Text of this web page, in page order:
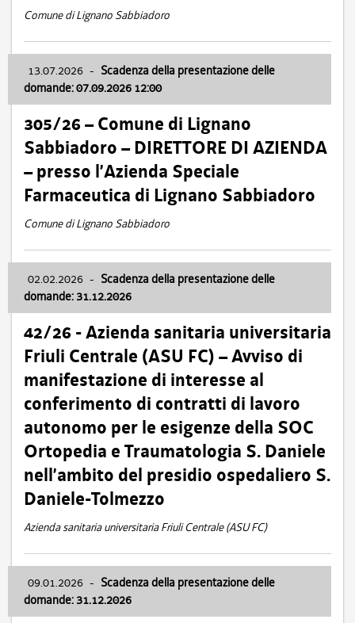
Comune di Lignano Sabbiadoro
13.07.2026 - Scadenza della presentazione delle
domande: 07.09.2026 12:00
305/26 – Comune di Lignano
Sabbiadoro – DIRETTORE DI AZIENDA
– presso l’Azienda Speciale
Farmaceutica di Lignano Sabbiadoro
Comune di Lignano Sabbiadoro
02.02.2026 - Scadenza della presentazione delle
domande: 31.12.2026
42/26 - Azienda sanitaria universitaria
Friuli Centrale (ASU FC) – Avviso di
manifestazione di interesse al
conferimento di contratti di lavoro
autonomo per le esigenze della SOC
Ortopedia e Traumatologia S. Daniele
nell’ambito del presidio ospedaliero S.
Daniele-Tolmezzo
Azienda sanitaria universitaria Friuli Centrale (ASU FC)
09.01.2026 - Scadenza della presentazione delle
domande: 31.12.2026